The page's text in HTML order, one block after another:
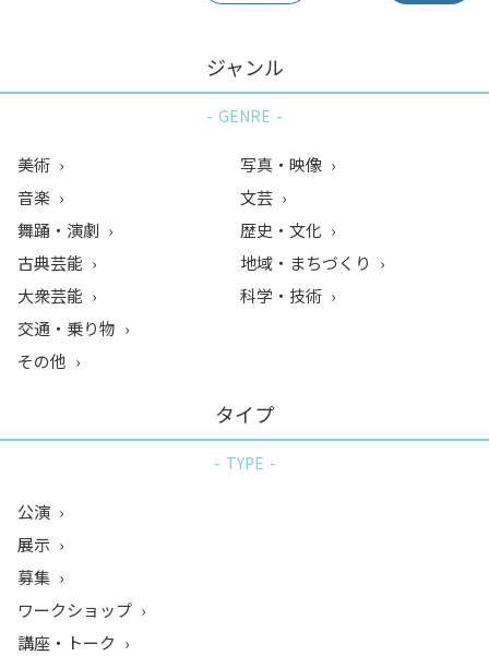
ジャンル
GENRE
美術
音楽
舞踊・演劇
古典芸能
大衆芸能
写真・映像
文芸
歴史・文化
地域・まちづくり
科学・技術
交通・乗り物
その他
タイプ
TYPE
公演
展示
募集
ワークショップ
講座・トーク